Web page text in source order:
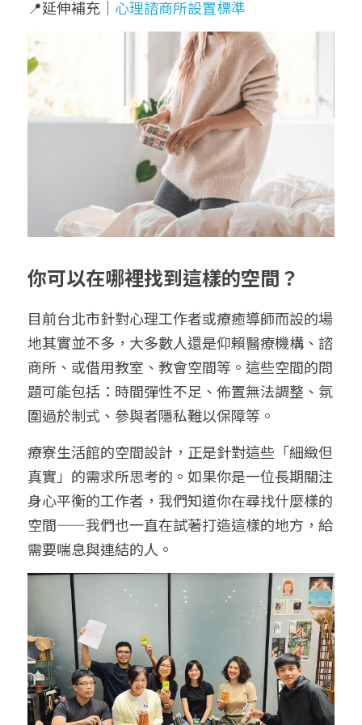
📍延伸補充｜ 心理諮商所設置標準
你可以在哪裡找到這樣的空間？
目前台北市針對心理工作者或療癒導師而設的場
地其實並不多，大多數人還是仰賴醫療機構、諮
商所、或借用教室、教會空間等。這些空間的問
題可能包括：時間彈性不足、佈置無法調整、氛
圍過於制式、參與者隱私難以保障等。
療寮生活館的空間設計，正是針對這些「細緻但
真實」的需求所思考的。如果你是一位長期關注
身心平衡的工作者，我們知道你在尋找什麼樣的
空間——我們也一直在試著打造這樣的地方，給
需要喘息與連結的人。